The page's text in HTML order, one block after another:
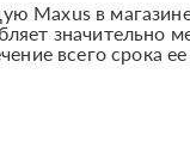
Maxus в
значительно
всего срока